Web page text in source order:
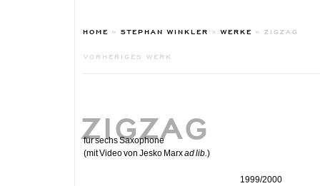
HOME » STEPHAN WINKLER »WERKE » ZIGZAG
VORHERIGES WERK
ZIGZAG
für sechs Saxophone
(mit Video von Jesko Marxad lib.)
1999/2000